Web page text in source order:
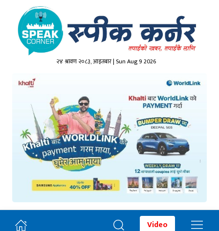
२४ श्रावण २०८३, आइतबार | Sun Aug 9 2026
Video